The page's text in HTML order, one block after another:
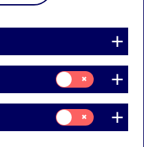
Samtykke
til:
Statistikk
Samtykke
til:
Markedsføring